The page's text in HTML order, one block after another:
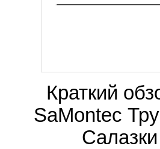
Краткий
SaMontec